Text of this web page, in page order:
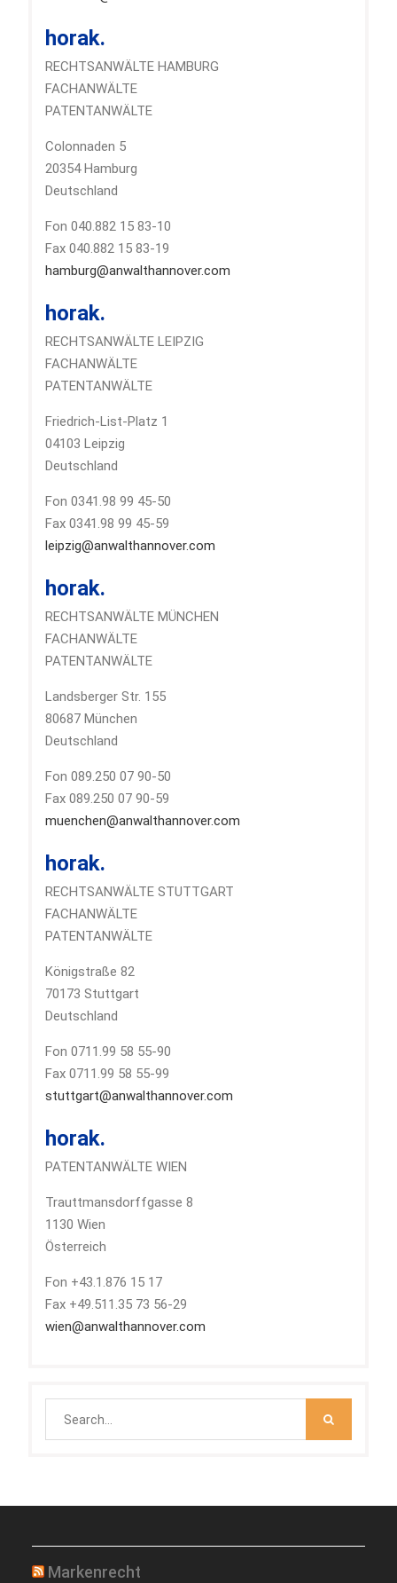
horak.
RECHTSANWÄLTE HAMBURG
FACHANWÄLTE
PATENTANWÄLTE
Colonnaden 5
20354 Hamburg
Deutschland
Fon 040.882 15 83-10
Fax 040.882 15 83-19
hamburg@anwalthannover.com
horak.
RECHTSANWÄLTE LEIPZIG
FACHANWÄLTE
PATENTANWÄLTE
Friedrich-List-Platz 1
04103 Leipzig
Deutschland
Fon 0341.98 99 45-50
Fax 0341.98 99 45-59
leipzig@anwalthannover.com
horak.
RECHTSANWÄLTE MÜNCHEN
FACHANWÄLTE
PATENTANWÄLTE
Landsberger Str. 155
80687 München
Deutschland
Fon 089.250 07 90-50
Fax 089.250 07 90-59
muenchen@anwalthannover.com
horak.
RECHTSANWÄLTE STUTTGART
FACHANWÄLTE
PATENTANWÄLTE
Königstraße 82
70173 Stuttgart
Deutschland
Fon 0711.99 58 55-90
Fax 0711.99 58 55-99
stuttgart@anwalthannover.com
horak.
PATENTANWÄLTE WIEN
Trauttmansdorffgasse 8
1130 Wien
Österreich
Fon +43.1.876 15 17
Fax +49.511.35 73 56-29
wien@anwalthannover.com
Markenrecht